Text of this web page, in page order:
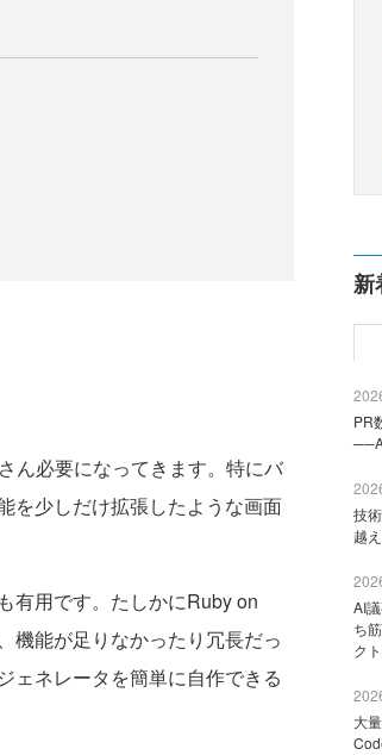
ん必要になってきます。特にバ
を少しだけ拡張したような画面
有用です。たしかにRuby on
機能が足りなかったり冗長だっ
ェネレータを簡単に自作できる
新
PR
技
越
AI
ち
ク
大